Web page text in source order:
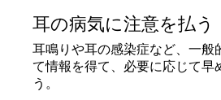
耳の病気に注意を払う
耳鳴りや耳の感染症など、一般
て情報を得て、必要に応じて早
う。